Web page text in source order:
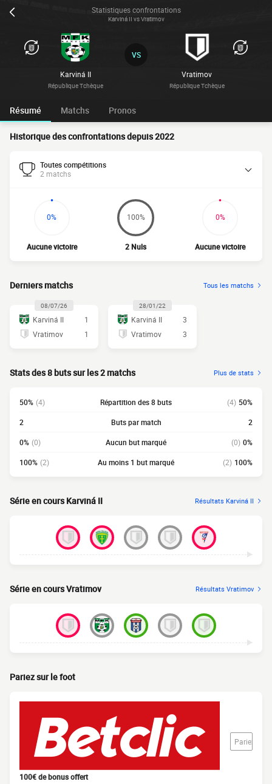
Statistiques confrontations
Karviná II vs Vratimov
Karviná II
République Tchèque
Vratimov
République Tchèque
VS
Résumé Matchs Pronos
Historique des confrontations depuis 2022
Toutes compétitions
2 matchs
0%
Aucune victoire
100%
2 Nuls
0%
Aucune victoire
Derniers matchs Tous les matchs
08/07/26
Karviná II
1
Vratimov
1
28/01/22
Karviná II
3
Vratimov
3
Stats des 8 buts sur les 2 matchs Plus de stats
50% (4) Répartition des 8 buts (4) 50%
2 Buts par match 2
0% (0) Aucun but marqué (0) 0%
100% (2) Au moins 1 but marqué (2) 100%
Série en cours Karviná II Résultats Karviná II
Série en cours Vratimov Résultats Vratimov
Pariez sur le foot
100€ de bonus offert
Pariez